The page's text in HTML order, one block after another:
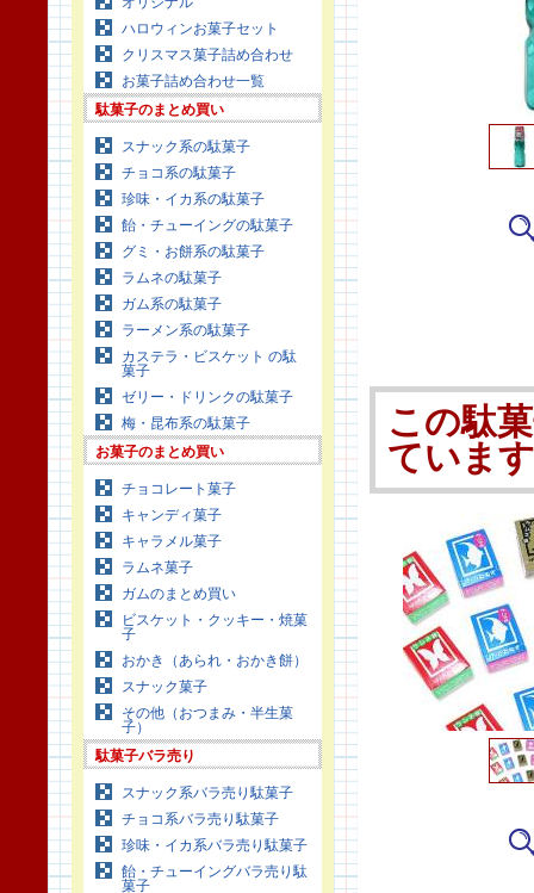
ハロウィンお菓子セット
クリスマス菓子詰め合わせ
お菓子詰め合わせ一覧
駄菓子のまとめ買い
スナック系の駄菓子
チョコ系の駄菓子
珍味・イカ系の駄菓子
飴・チューイングの駄菓子
グミ・お餅系の駄菓子
ラムネの駄菓子
ガム系の駄菓子
ラーメン系の駄菓子
カステラ・ビスケット の駄
菓子
ゼリー・ドリンクの駄菓子
梅・昆布系の駄菓子
お菓子のまとめ買い
チョコレート菓子
キャンディ菓子
キャラメル菓子
ラムネ菓子
ガムのまとめ買い
ビスケット・クッキー・焼菓
子
おかき（あられ・おかき餅）
スナック菓子
その他（おつまみ・半生菓
子）
駄菓子バラ売り
スナック系バラ売り駄菓子
チョコ系バラ売り駄菓子
珍味・イカ系バラ売り駄菓子
飴・チューイングバラ売り駄
菓子
この駄
ていま